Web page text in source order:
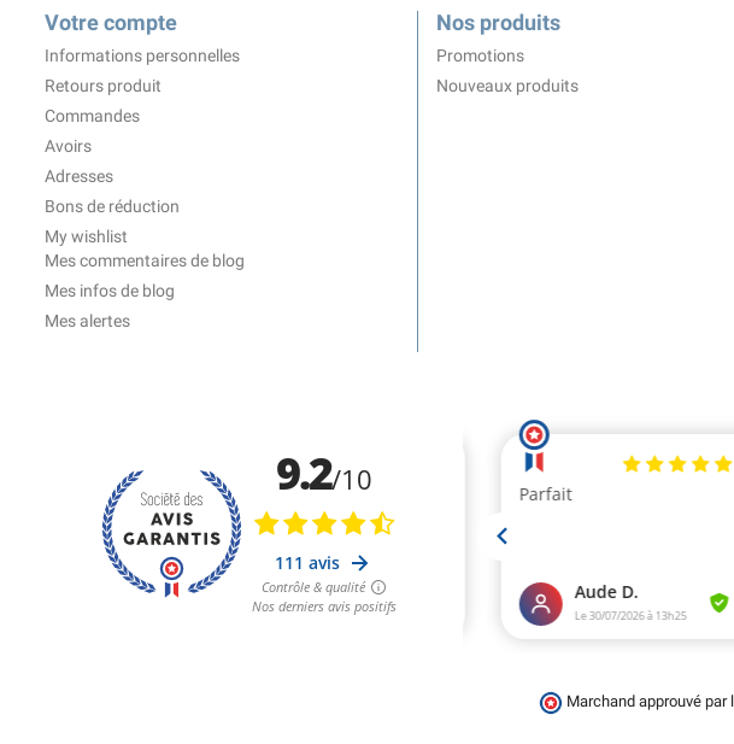
Votre compte
Informations personnelles
Retours produit
Commandes
Avoirs
Adresses
Bons de réduction
My wishlist
Mes commentaires de blog
Mes infos de blog
Mes alertes
Nos produits
Promotions
Nouveaux produits
Marchand approuvé par